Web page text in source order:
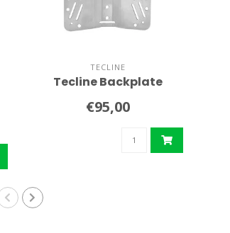
TECLINE
Tecline Backplate
€95,00